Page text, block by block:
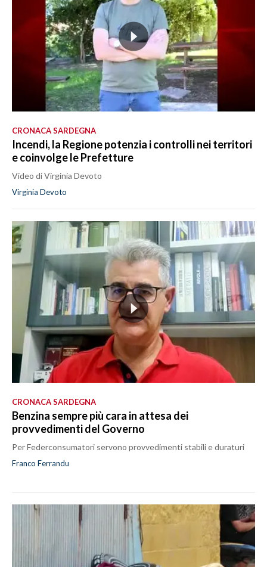
CRONACA SARDEGNA
Incendi, la Regione potenzia i controlli nei territori
e coinvolge le Prefetture
Video di Virginia Devoto
Virginia Devoto
CRONACA SARDEGNA
Benzina sempre più cara in attesa dei
provvedimenti del Governo
Per Federconsumatori servono provvedimenti stabili e duraturi
Franco Ferrandu